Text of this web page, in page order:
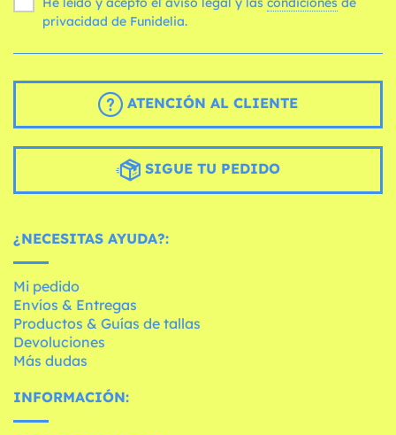
privacidad de Funidelia.
ATENCIÓN AL CLIENTE
SIGUE TU PEDIDO
¿NECESITAS AYUDA?:
Mi pedido
Envíos & Entregas
Productos & Guías de tallas
Devoluciones
Más dudas
INFORMACIÓN: